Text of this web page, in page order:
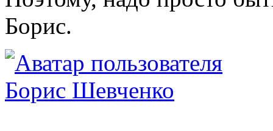
Борис.
Борис Шевченко